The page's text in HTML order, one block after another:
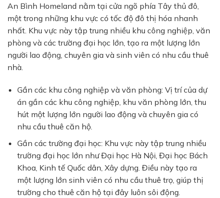
An Bình Homeland nằm tại cửa ngõ phía Tây thủ đô,
một trong những khu vực có tốc độ đô thị hóa nhanh
nhất. Khu vực này tập trung nhiều khu công nghiệp, văn
phòng và các trường đại học lớn, tạo ra một lượng lớn
người lao động, chuyên gia và sinh viên có nhu cầu thuê
nhà.
Gần các khu công nghiệp và văn phòng: Vị trí của dự
án gần các khu công nghiệp, khu văn phòng lớn, thu
hút một lượng lớn người lao động và chuyên gia có
nhu cầu thuê căn hộ.
Gần các trường đại học: Khu vực này tập trung nhiều
trường đại học lớn nhưĐại học Hà Nội, Đại học Bách
Khoa, Kinh tế Quốc dân, Xây dựng. Điều này tạo ra
một lượng lớn sinh viên có nhu cầu thuê trọ, giúp thị
trường cho thuê căn hộ tại đây luôn sôi động.